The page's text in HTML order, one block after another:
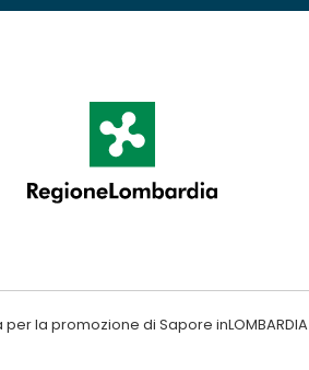
la promozione di Sapore inLOMBARDIA